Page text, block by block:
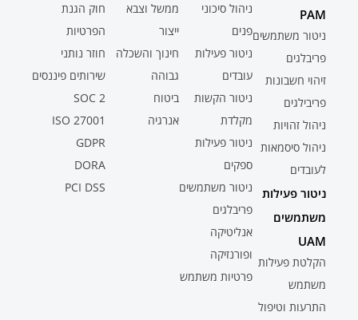
PAM
ניטור משתמשים
פריבלגים
זיהוי חשבונות
פריבילגים
ניהול זהויות
ניהול סיסמאות
לעובדים
ניטור פעילות
משתמשים
UAM
הקלטת פעילות
משתמש
התרעות וטיפול
ניהול סיכוני
פנים
ניטור פעילות
עובדים
ניטור הקשות
מקלדת
ניטור פעילות
ספקים
ניטור משתמשים
פריבלגים
אנליטיקה
ופורנזיקה
פרטיות משתמש
ממשל וצבא
ייצור
חינוך והשכלה
גבוהה
ביטוח
אנרגיה
חוק הגנת
הפרטיות
חוזר נותני
שירותים פיננסים
SOC 2
ISO 27001
GDPR
DORA
PCI DSS